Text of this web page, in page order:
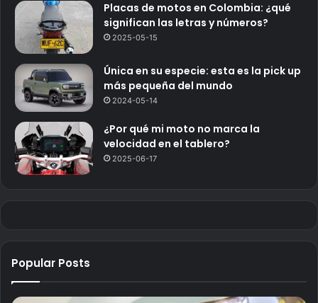
Placas de motos en Colombia: ¿qué
significan las letras y números?
2025-05-15
Única en su especie: esta es la pick up
más pequeña del mundo
2024-05-14
¿Por qué mi moto no marca la
velocidad en el tablero?
2025-06-17
Popular Posts